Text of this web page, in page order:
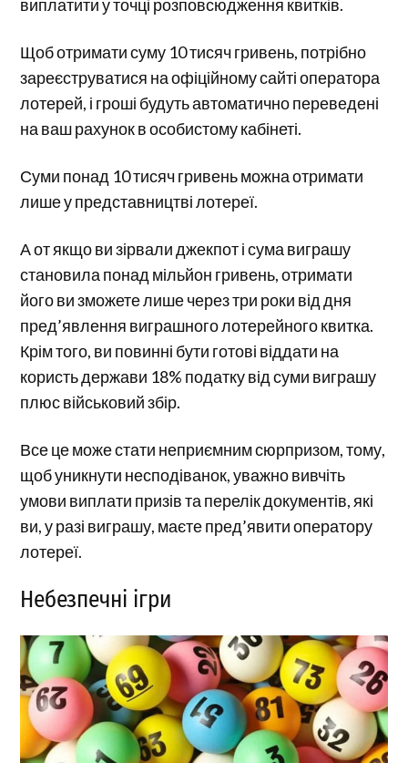
виплатити у точці розповсюдження квитків.
Щоб отримати суму 10 тисяч гривень, потрібно
зареєструватися на офіційному сайті оператора
лотерей, і гроші будуть автоматично переведені
на ваш рахунок в особистому кабінеті.
Суми понад 10 тисяч гривень можна отримати
лише у представництві лотереї.
А от якщо ви зірвали джекпот і сума виграшу
становила понад мільйон гривень, отримати
його ви зможете лише через три роки від дня
пред’явлення виграшного лотерейного квитка.
Крім того, ви повинні бути готові віддати на
користь держави 18% податку від суми виграшу
плюс військовий збір.
Все це може стати неприємним сюрпризом, тому,
щоб уникнути несподіванок, уважно вивчіть
умови виплати призів та перелік документів, які
ви, у разі виграшу, маєте пред’явити оператору
лотереї.
Небезпечні ігри